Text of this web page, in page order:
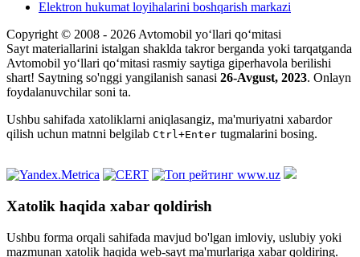
Elektron hukumat loyihalarini boshqarish markazi
Copyright © 2008 - 2026 Avtomobil yo‘llari qo‘mitasi
Sayt materiallarini istalgan shaklda takror berganda yoki tarqatganda
Avtomobil yo‘llari qo‘mitasi rasmiy saytiga giperhavola berilishi
shart! Saytning so'nggi yangilanish sanasi 26-Avgust, 2023. Onlayn
foydalanuvchilar soni ta.
Ushbu sahifada xatoliklarni aniqlasangiz, ma'muriyatni xabardor
qilish uchun matnni belgilab Ctrl+Enter tugmalarini bosing.
Xatolik haqida xabar qoldirish
Ushbu forma orqali sahifada mavjud bo'lgan imloviy, uslubiy yoki
mazmunan xatolik haqida web-sayt ma'murlariga xabar qoldiring.